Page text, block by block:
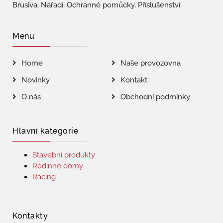
Brusiva, Nářadí, Ochranné pomůcky, Příslušenství
Menu
Home
Naše provozovna
Novinky
Kontakt
O nás
Obchodní podmínky
Hlavní kategorie
Stavební produkty
Rodinné domy
Racing
Kontakty